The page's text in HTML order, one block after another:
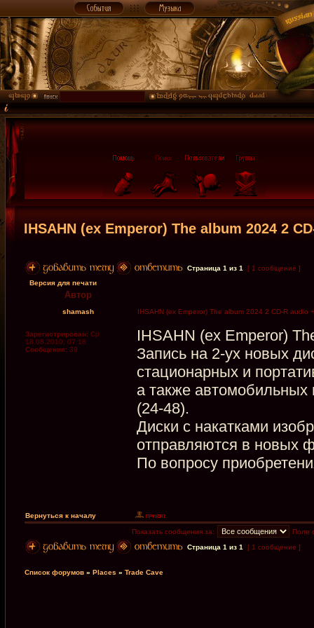
IHSAHN (ex Emperor) The album 2024 2
Страница 1 из 1
[ 1 сообщение ]
Версия для печати
Автор
shamash IHSAHN (ex Emperor) The album 2024 2 CD-R audio
Зарегистрирован: Ср
18.08.2010, 07:18
Сообщения: 39
IHSAHN (ex Emperor)
Запись на 2-ух новых
стационарных и
а также
(24-48).
Диски с накатками
отправляются в новых
По вопросу
Вернуться к началу
Показать сообщения за:
Поле
Страница 1 из 1 [ 1 сообщение ]
Список форумов » Places » Trade Cave